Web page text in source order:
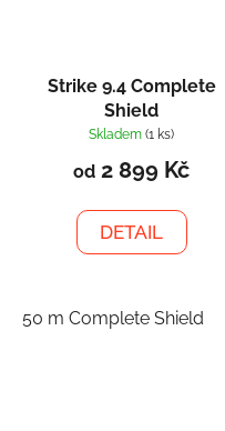
Strike 9.4 Complete
Shield
Skladem(1 ks)
od 2 899 Kč
DETAIL
50 m Complete Shield